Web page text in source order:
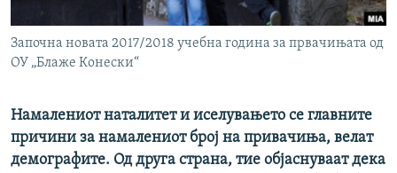
Започна новата 2017/2018 учебна година за првачињата од
ОУ „Блаже Конески“
Намалениот наталитет и иселувањето се главните
причини за намалениот број на привачиња, велат
демографите. Од друга страна, тие објаснуваат дека